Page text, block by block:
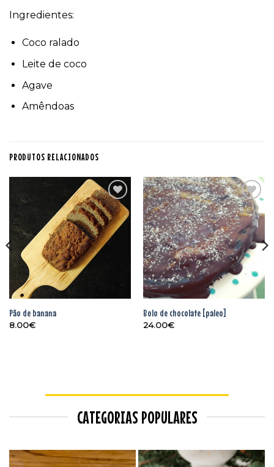
Ingredientes:
Coco ralado
Leite de coco
Agave
Amêndoas
PRODUTOS RELACIONADOS
Adicionar
aos
favoritos
Pão de banana
8.00€
Adicionar
aos
favoritos
Bolo de chocolate [paleo]
24.00€
CATEGORIAS POPULARES